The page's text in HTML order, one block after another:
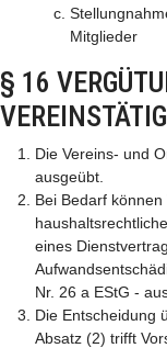
Mitglieder
§ 16
Die Vereins- und
ausgeübt.
Bei Bedarf
eines
Nr. 26 a EStG -
Die Entscheidung
Absatz (2) trifft